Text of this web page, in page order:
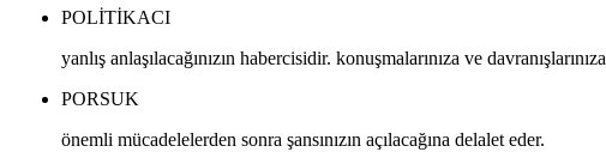
POLITIKACI
yanlış anlaşılacağınızın habercisidir. konuşmalarınıza ve
PORSUK
önemli mücadelelerden sonra şansınızın açılacağına delalet eder.